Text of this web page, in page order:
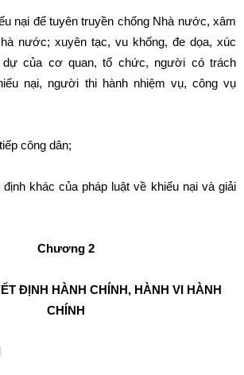
nại để tuyên truyền chống Nhà nước, xâm
nước; xuyên tạc, vu khống, đe dọa, xúc
dự của cơ quan, tổ chức, người có trách
nại, người thi hành nhiệm vụ, công vụ
công dân;
khác của pháp luật về khiếu nại và giải
Chương 2
ĐỊNH HÀNH CHÍNH, HÀNH VI HÀNH
CHÍNH